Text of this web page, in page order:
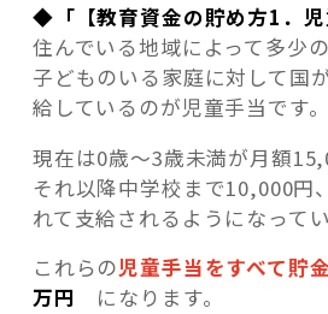
◆「【教育資金の貯め方1．児
住んでいる地域によって多少
子どものいる家庭に対して国
給しているのが児童手当です。
現在は0歳～3歳未満が月額
それ以降中学校まで10,000円
れて支給されるようになってい
これらの児童手当をすべて貯
万円 になります。